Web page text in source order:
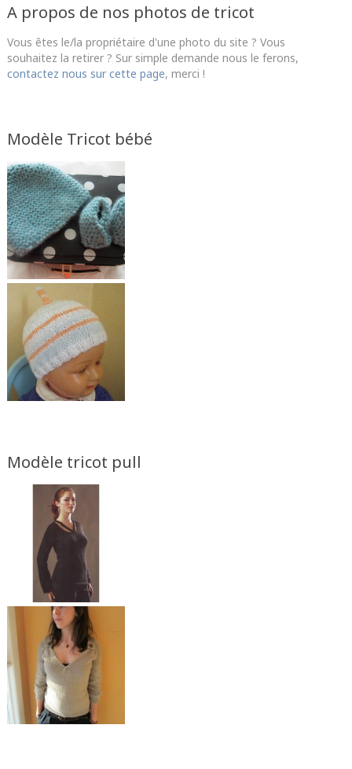
A propos de nos photos de tricot
Vous êtes le/la propriétaire d'une photo du site ? Vous
souhaitez la retirer ? Sur simple demande nous le ferons,
contactez nous sur cette page, merci !
Modèle Tricot bébé
Modèle tricot pull